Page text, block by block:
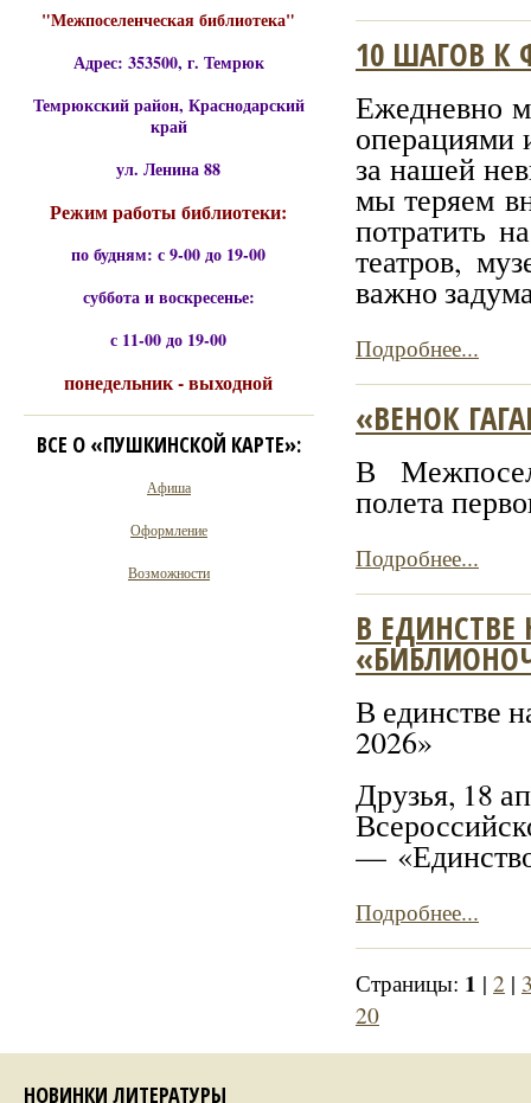
10 ШАГОВ
Ежедневно
операциями
за нашей
мы теряем
потратить
театров,
важно
Подробнее...
«ВЕНОК
В
полета
Подробнее...
В
В единстве
2026»
Друзья, 18
—
Подробнее...
Страницы: 1 | 2 |
20
"Межпоселенческая библиотека"
Адрес: 353500, г. Темрюк
Темрюкский район, Краснодарский
край
ул. Ленина 88
Режим работы библиотеки:
по будням: с 9-00 до 19-00
суббота и воскресенье:
с 11-00 до 19-00
понедельник - выходной
ВСЕ О «ПУШКИНСКОЙ КАРТЕ»:
Афиша
Оформление
Возможности
НОВИНКИ ЛИТЕРАТУРЫ